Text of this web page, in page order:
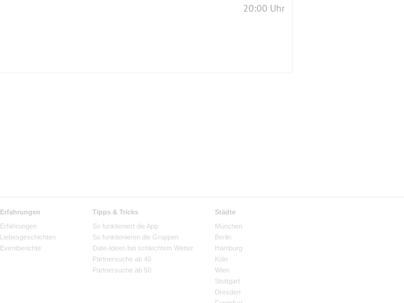
20:00 Uhr
Erfahrungen
Erfahrungen
Liebesgeschichten
Eventberichte
Tipps & Tricks
So funktioniert die App
So funktionieren die Gruppen
Date-Ideen bei schlechtem Wetter
Partnersuche ab 40
Partnersuche ab 50
Städte
München
Berlin
Hamburg
Köln
Wien
Stuttgart
Dresden